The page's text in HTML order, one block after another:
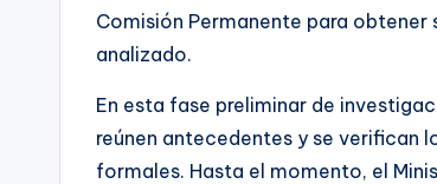
Comisión Permanente para
analizado.
En esta fase preliminar de
reúnen antecedentes y se verifican
formales. Hasta el momento, el